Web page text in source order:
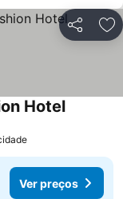
Partilhar
Hotel
Ver preços